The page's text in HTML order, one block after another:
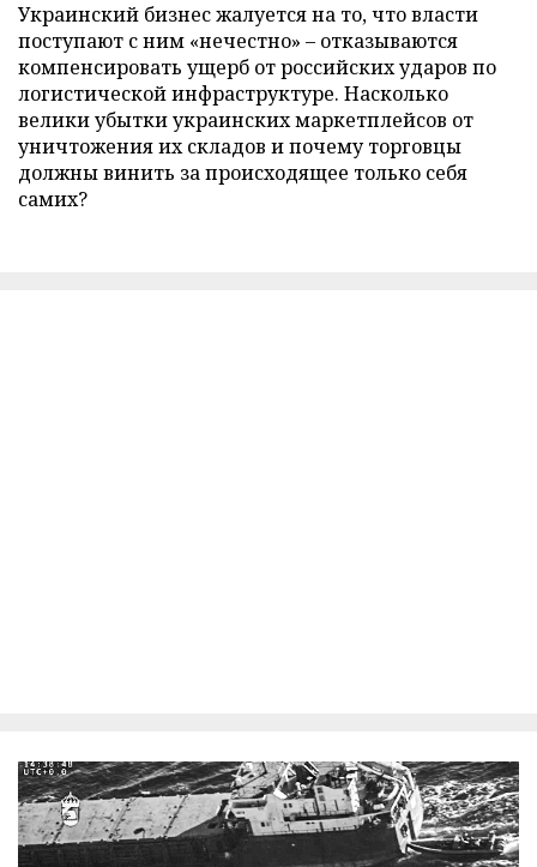
Украинский бизнес жалуется на то, что власти
поступают с ним «нечестно» – отказываются
компенсировать ущерб от российских ударов по
логистической инфраструктуре. Насколько
велики убытки украинских маркетплейсов от
уничтожения их складов и почему торговцы
должны винить за происходящее только себя
самих?